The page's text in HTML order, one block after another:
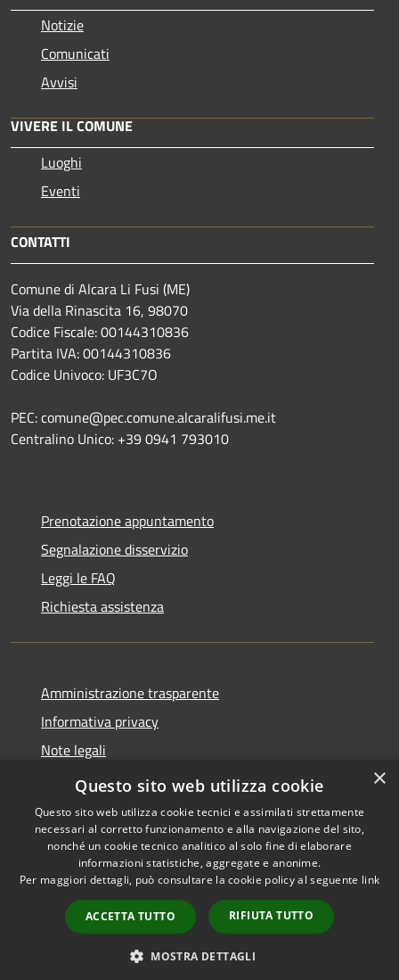
Notizie
Comunicati
Avvisi
VIVERE IL COMUNE
Luoghi
Eventi
CONTATTI
Comune di Alcara Li Fusi (ME)
Via della Rinascita 16, 98070
Codice Fiscale: 00144310836
Partita IVA: 00144310836
Codice Univoco: UF3C7O
PEC: comune@pec.comune.alcaralifusi.me.it
Centralino Unico: +39 0941 793010
Prenotazione appuntamento
Segnalazione disservizio
Leggi le FAQ
Richiesta assistenza
Amministrazione trasparente
Informativa privacy
Note legali
Dichiarazione di accessibilità
Accessibilità
Copyright © 2026 • Comune di
Alcara Li Fusi • Powered by
Municipium•
Accesso
redazione
×
Questo sito web utilizza cookie
Questo sito web utilizza cookie tecnici e assimilati strettamente
necessari al corretto funzionamento e alla navigazione del sito,
nonché un cookie tecnico analitico al solo fine di elaborare
informazioni statistiche, aggregate e anonime.
Per maggiori dettagli, può consultare la cookie policy al seguente link
ACCETTA TUTTO RIFIUTA TUTTO
MOSTRA DETTAGLI